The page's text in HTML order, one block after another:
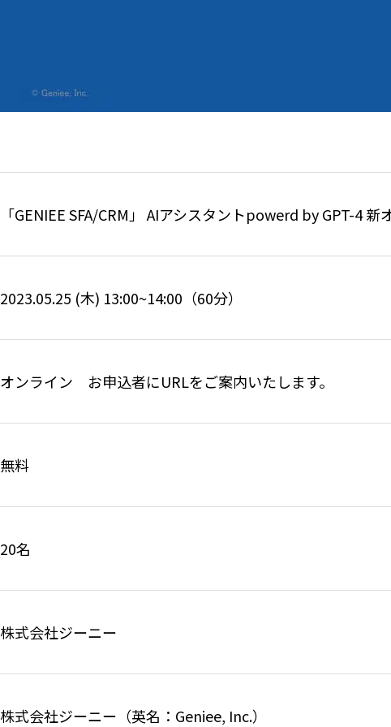
「GENIEE SFA/CRM」 AIアシスタントpowerd by GPT-4
2023.05.25 (木) 13:00~14:00（60分）
オンライン お申込者にURLをご案内いたします。
無料
20名
株式会社ジーニー
株式会社ジーニー（英名：Geniee, Inc.）